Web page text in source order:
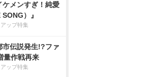
ケメンすぎ！純愛
SONG）』
ップ特集
市伝説発生!?ファ
量作戦再来
ップ特集